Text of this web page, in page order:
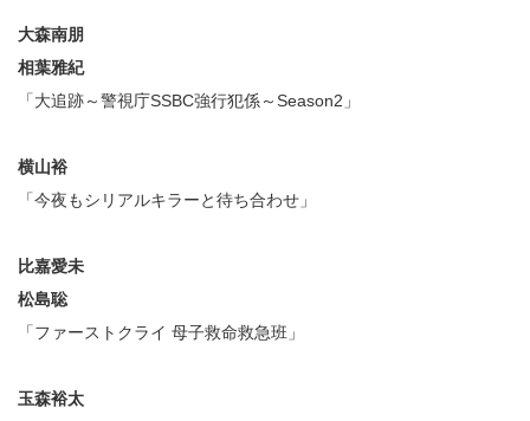
大森南朋
相葉雅紀
「大追跡～警視庁SSBC強行犯係～Season2」
横山裕
「今夜もシリアルキラーと待ち合わせ」
比嘉愛未
松島聡
「ファーストクライ 母子救命救急班」
玉森裕太